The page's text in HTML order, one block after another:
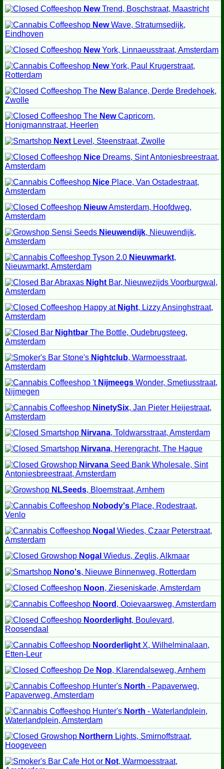
NewTrend, Boschstraat, Maastricht
NewWave, Stratumsedijk,
Eindhoven
NewYork, Linnaeusstraat, Amsterdam
NewYork, Paul Krugerstraat,
Rotterdam
The NewBalance, Derde Bredehoek,
Zwolle
The NewCapricorn,
Honigmannstraat, Heerlen
Next Level, Steenstraat, Zwolle
Nice Dreams, Sint Antoniesbreestraat,
Amsterdam
Nice Place, Van Ostadestraat,
Amsterdam
NieuwAmsterdam, Hoofdweg,
Amsterdam
Sensi Seeds Nieuwendijk, Nieuwendijk,
Amsterdam
Tyson 2.0 Nieuwmarkt,
Nieuwmarkt, Amsterdam
Abraxas Night Bar, Nieuwezijds Voorburgwal,
Amsterdam
Happy at Night, Lizzy Ansinghstraat,
Amsterdam
Nightbar The Bottle, Oudebrugsteeg,
Amsterdam
Stone's Nightclub, Warmoesstraat,
Amsterdam
't Nijmeegs Wonder, Smetiusstraat,
Nijmegen
NinetySix, Jan Pieter Heijestraat,
Amsterdam
Nirvana, Toldwarsstraat, Amsterdam
Nirvana, Herengracht, The Hague
Nirvana Seed Bank Wholesale, Sint
Antoniesbreestraat, Amsterdam
NLSeeds, Bloemstraat, Arnhem
Nobody's Place, Rodestraat,
Venlo
Nogal Wiedes, Czaar Peterstraat,
Amsterdam
Nogal Wiedus, Zeglis, Alkmaar
Nono's, Nieuwe Binnenweg, Rotterdam
Noon, Zieseniskade, Amsterdam
Noord , Ooievaarsweg, Amsterdam
Noorderlight, Boulevard,
Roosendaal
Noorderlight X, Wilhelminalaan,
Etten-Leur
De Nop, Klarendalseweg, Arnhem
Hunter's North - Papaverweg,
Papaverweg, Amsterdam
Hunter's North - Waterlandplein,
Waterlandplein, Amsterdam
Northern Lights, Smirnoffstraat,
Hoogeveen
Cafe Hot or Not, Warmoesstraat,